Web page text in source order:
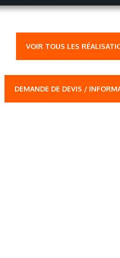
VOIR TOUS LES
DEMANDE DE DEVIS /